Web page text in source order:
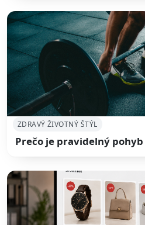
ZDRAVÝ ŽIVOTNÝ ŠTÝL
Prečo je pravidelný